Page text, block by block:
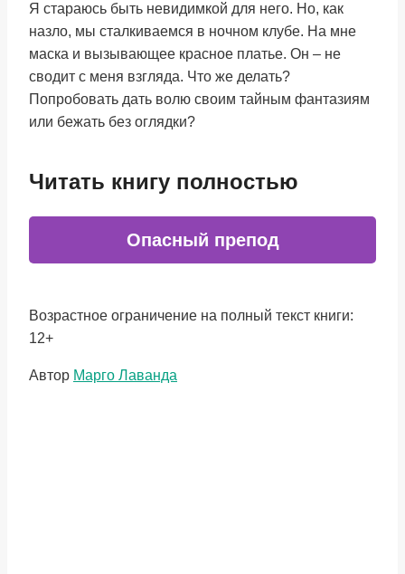
Я стараюсь быть невидимкой для него. Но, как
назло, мы сталкиваемся в ночном клубе. На мне
маска и вызывающее красное платье. Он – не
сводит с меня взгляда. Что же делать?
Попробовать дать волю своим тайным фантазиям
или бежать без оглядки?
Читать книгу полностью
Опасный препод
Возрастное ограничение на полный текст книги:
12+
Метки
Автор Марго Лаванда